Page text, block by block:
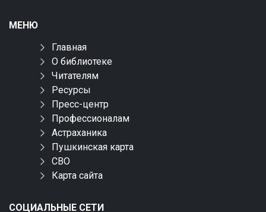
МЕНЮ
Главная
О библиотеке
Читателям
Ресурсы
Пресс-центр
Профессионалам
Астраханика
Пушкинская карта
СВО
Карта сайта
СОЦИАЛЬНЫЕ СЕТИ